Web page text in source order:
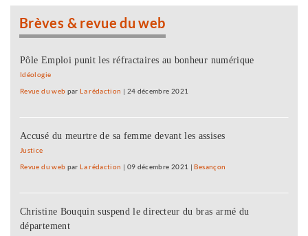
Brèves & revue du web
Pôle Emploi punit les réfractaires au bonheur numérique
Idéologie
Revue du web parLa rédaction | 24 décembre 2021
Accusé du meurtre de sa femme devant les assises
Justice
Revue du web parLa rédaction | 09 décembre 2021 |Besançon
Christine Bouquin suspend le directeur du bras armé du
département